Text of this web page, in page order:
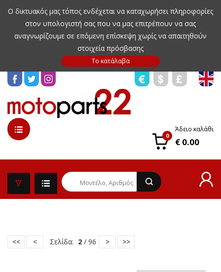
Ο δικτυακός μας τόπος ενδέχεται να καταχωρήσει πληροφορίες
στον υπολογιστή σας που να μας επιτρέπουν να σας
αναγνωρίζουμε σε επόμενη επίσκεψη χωρίς να απαιτηθούν
στοιχεία πρόσβασης
0
Άδειο καλάθι
€ 0.00
<< < Σελίδα: 2 / 96 > >>